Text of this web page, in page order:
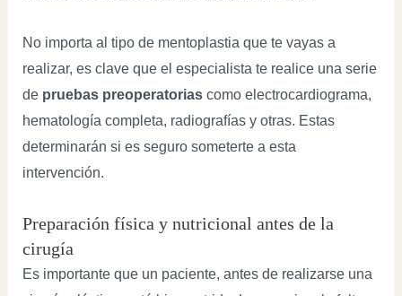
No importa al tipo de mentoplastia que te vayas a
realizar, es clave que el especialista te realice una serie
de pruebas preoperatoriascomo electrocardiograma,
hematología completa, radiografías y otras. Estas
determinarán si es seguro someterte a esta
intervención.
Preparación física y nutricional antes de la
cirugía
Es importante que un paciente, antes de realizarse una